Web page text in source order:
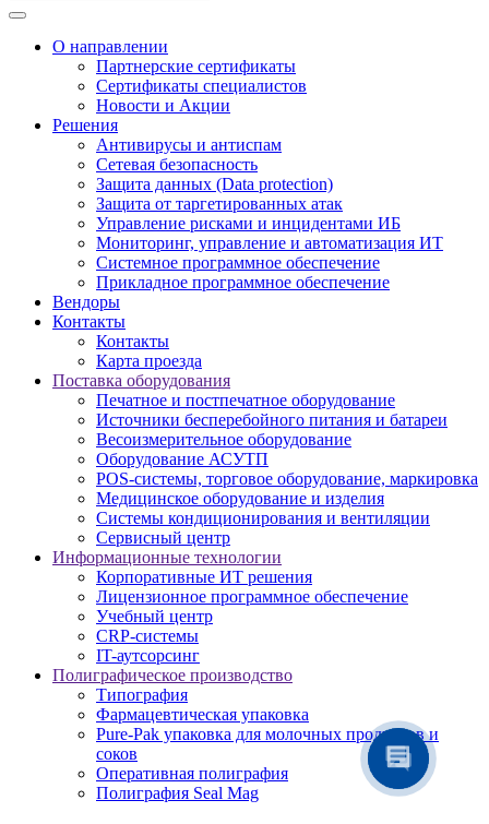
О направлении
Партнерские сертификаты
Сертификаты специалистов
Новости и Акции
Решения
Антивирусы и антиспам
Сетевая безопасность
Защита данных (Data protection)
Защита от таргетированных атак
Управление рисками и инцидентами ИБ
Мониторинг, управление и автоматизация ИТ
Системное программное обеспечение
Прикладное программное обеспечение
Вендоры
Контакты
Контакты
Карта проезда
Поставка оборудования
Печатное и постпечатное оборудование
Источники бесперебойного питания и батареи
Весоизмерительное оборудование
Оборудование АСУТП
POS-системы, торговое оборудование, маркировка
Медицинское оборудование и изделия
Системы кондиционирования и вентиляции
Сервисный центр
Информационные технологии
Корпоративные ИТ решения
Лицензионное программное обеспечение
Учебный центр
CRP-системы
IT-аутсорсинг
Полиграфическое производство
Типография
Фармацевтическая упаковка
Pure-Pak упаковка для молочных продуктов и
соков
Оперативная полиграфия
Полиграфия Seal Mag